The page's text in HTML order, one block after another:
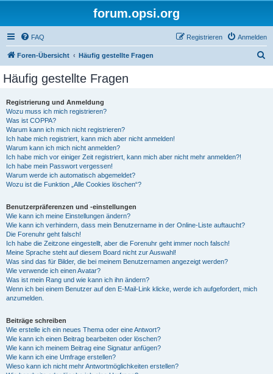
forum.opsi.org
FAQ Anmelden
Registrieren
Foren-Übersicht Häufig gestellte Fragen
Häufig gestellte Fragen
Registrierung und Anmeldung
Wozu muss ich mich registrieren?
Was ist COPPA?
Warum kann ich mich nicht registrieren?
Ich habe mich registriert, kann mich aber nicht anmelden!
Warum kann ich mich nicht anmelden?
Ich habe mich vor einiger Zeit registriert, kann mich aber nicht mehr anmelden?!
Ich habe mein Passwort vergessen!
Warum werde ich automatisch abgemeldet?
Wozu ist die Funktion „Alle Cookies löschen“?
Benutzerpräferenzen und -einstellungen
Wie kann ich meine Einstellungen ändern?
Wie kann ich verhindern, dass mein Benutzername in der Online-Liste auftaucht?
Die Forenuhr geht falsch!
Ich habe die Zeitzone eingestellt, aber die Forenuhr geht immer noch falsch!
Meine Sprache steht auf diesem Board nicht zur Auswahl!
Was sind das für Bilder, die bei meinem Benutzernamen angezeigt werden?
Wie verwende ich einen Avatar?
Was ist mein Rang und wie kann ich ihn ändern?
Wenn ich bei einem Benutzer auf den E-Mail-Link klicke, werde ich aufgefordert, mich
anzumelden.
Beiträge schreiben
Wie erstelle ich ein neues Thema oder eine Antwort?
Wie kann ich einen Beitrag bearbeiten oder löschen?
Wie kann ich meinem Beitrag eine Signatur anfügen?
Wie kann ich eine Umfrage erstellen?
Wieso kann ich nicht mehr Antwortmöglichkeiten erstellen?